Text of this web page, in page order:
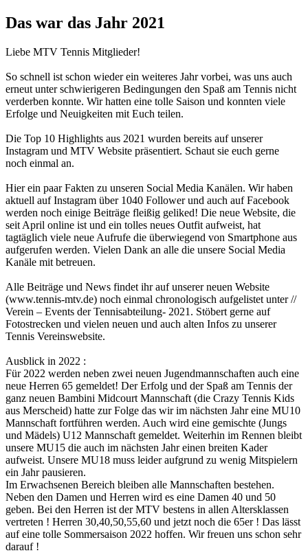
Das war das Jahr 2021
Liebe MTV Tennis Mitglieder!
So schnell ist schon wieder ein weiteres Jahr vorbei, was uns auch
erneut unter schwierigeren Bedingungen den Spaß am Tennis nicht
verderben konnte. Wir hatten eine tolle Saison und konnten viele
Erfolge und Neuigkeiten mit Euch teilen.
Die Top 10 Highlights aus 2021 wurden bereits auf unserer
Instagram und MTV Website präsentiert. Schaut sie euch gerne
noch einmal an.
Hier ein paar Fakten zu unseren Social Media Kanälen. Wir haben
aktuell auf Instagram über 1040 Follower und auch auf Facebook
werden noch einige Beiträge fleißig geliked! Die neue Website, die
seit April online ist und ein tolles neues Outfit aufweist, hat
tagtäglich viele neue Aufrufe die überwiegend von Smartphone aus
aufgerufen werden. Vielen Dank an alle die unsere Social Media
Kanäle mit betreuen.
Alle Beiträge und News findet ihr auf unserer neuen Website
(www.tennis-mtv.de) noch einmal chronologisch aufgelistet unter //
Verein – Events der Tennisabteilung- 2021. Stöbert gerne auf
Fotostrecken und vielen neuen und auch alten Infos zu unserer
Tennis Vereinswebsite.
Ausblick in 2022 :
Für 2022 werden neben zwei neuen Jugendmannschaften auch eine
neue Herren 65 gemeldet! Der Erfolg und der Spaß am Tennis der
ganz neuen Bambini Midcourt Mannschaft (die Crazy Tennis Kids
aus Merscheid) hatte zur Folge das wir im nächsten Jahr eine MU10
Mannschaft fortführen werden. Auch wird eine gemischte (Jungs
und Mädels) U12 Mannschaft gemeldet. Weiterhin im Rennen bleibt
unsere MU15 die auch im nächsten Jahr einen breiten Kader
aufweist. Unsere MU18 muss leider aufgrund zu wenig Mitspielern
ein Jahr pausieren.
Im Erwachsenen Bereich bleiben alle Mannschaften bestehen.
Neben den Damen und Herren wird es eine Damen 40 und 50
geben. Bei den Herren ist der MTV bestens in allen Altersklassen
vertreten ! Herren 30,40,50,55,60 und jetzt noch die 65er ! Das lässt
auf eine tolle Sommersaison 2022 hoffen. Wir freuen uns schon sehr
darauf !